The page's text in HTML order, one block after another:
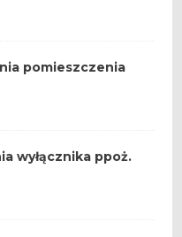
pomieszczenia
wyłącznika ppoż.